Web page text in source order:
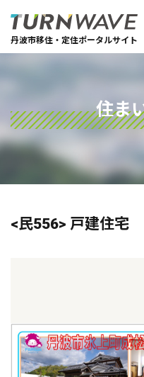
丹波市移住・定住ポータルサイト
住ま
<民556> 戸建住宅